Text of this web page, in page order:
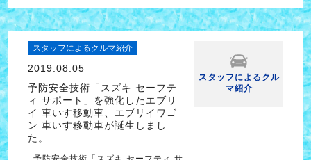
スタッフによるクルマ紹介
2019.08.05
予防安全技術「スズキ セーフテ
ィ サポート」を強化したエブリ
イ 車いす移動車、エブリイワゴ
ン 車いす移動車が誕生しまし
た。
スタッフによるクル
マ紹介